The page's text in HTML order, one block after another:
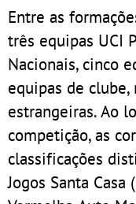
Entre as
três equipas UCI
Nacionais, cinco
equipas de
estrangeiras. Ao
competição, as
classificações
Jogos Santa